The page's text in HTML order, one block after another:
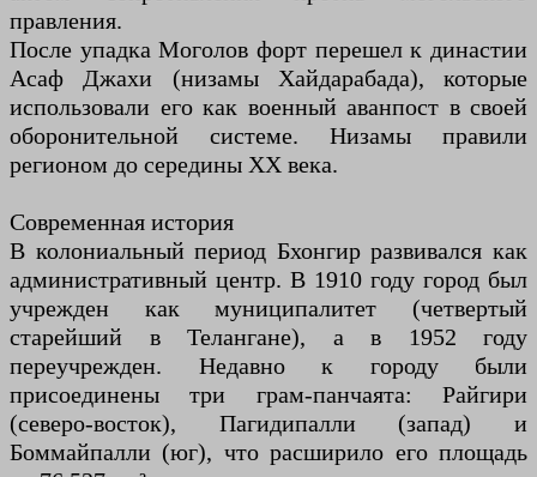
правления.
После упадка Моголов форт перешел к династии
Асаф Джахи (низамы Хайдарабада), которые
использовали его как военный аванпост в своей
оборонительной системе. Низамы правили
регионом до середины XX века.
Современная история
В колониальный период Бхонгир развивался как
административный центр. В 1910 году город был
учрежден как муниципалитет (четвертый
старейший в Телангане), а в 1952 году
переучрежден. Недавно к городу были
присоединены три грам-панчаята: Райгири
(северо-восток), Пагидипалли (запад) и
Боммайпалли (юг), что расширило его площадь